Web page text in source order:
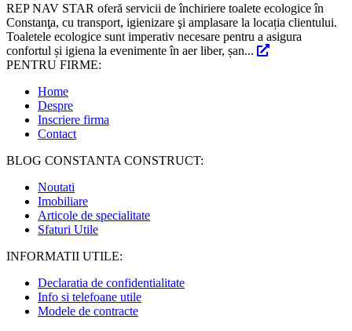
REP NAV STAR oferă servicii de închiriere toalete ecologice în
Constanţa, cu transport, igienizare şi amplasare la locația clientului.
Toaletele ecologice sunt imperativ necesare pentru a asigura
confortul și igiena la evenimente în aer liber, șan...
PENTRU FIRME:
Home
Despre
Inscriere firma
Contact
BLOG CONSTANTA CONSTRUCT:
Noutati
Imobiliare
Articole de specialitate
Sfaturi Utile
INFORMATII UTILE:
Declaratia de confidentialitate
Info si telefoane utile
Modele de contracte